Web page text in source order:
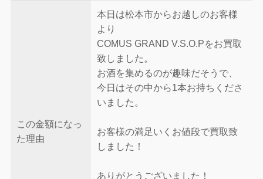
この金額になっ
た理由
本日は松本市からお越しのお客様
より
COMUS GRAND V.S.O.Pをお買取
致しました。
お酒を集めるのが趣味だそうで、
今日はその中から1本お持ちくださ
いました。
お客様の満足いくお値段で買取致
しました！
ありがとうございました！